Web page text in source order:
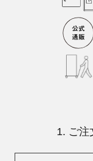
1. ご注